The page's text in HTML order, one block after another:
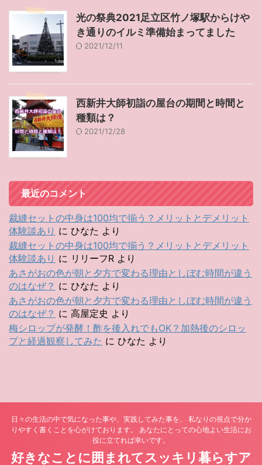
光の祭典2021足立区竹ノ塚駅からけや
き通りのイルミ準備始まってました
2021/12/11
西新井大師初詣の屋台の期間と時間と
種類は？
2021/12/28
最近のコメント
裁縫セットの中身は100均で揃う？メリットとデメリット
体験談あり に ひなた より
裁縫セットの中身は100均で揃う？メリットとデメリット
体験談あり に リリーフR より
あさがおの色が朝と夕方で変わる理由としぼむ時間が違う
のはなぜ？ に ひなた より
あさがおの色が朝と夕方で変わる理由としぼむ時間が違う
のはなぜ？ に 高屋定史 より
梅シロップが発酵！酢を後入れでもOK？加熱後のシロッ
プと経過観察してみた に ひなた より
日々の生活の中で気になった事や、実践してみた事を、 私なりの視点で分か
りやすく書くことを心がけております。 あなたにとっての心地よい生活にお
役に立てれば幸いです。
好きなことに囲まれてスッキリ暮らすア